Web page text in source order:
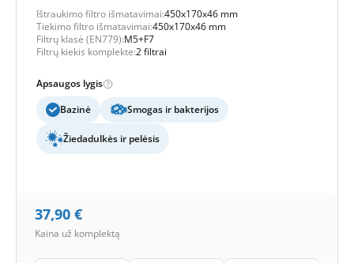
Ištraukimo filtro išmatavimai:450x170x46 mm
Tiekimo filtro išmatavimai:450x170x46 mm
Filtrų klasė (EN779):M5+F7
Filtrų kiekis komplekte:2 filtrai
Apsaugos lygis
Bazinė
Smogas ir bakterijos
Žiedadulkės ir pelėsis
37,90 €
Kaina už komplektą